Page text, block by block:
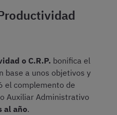
o C.R.P. bonifica el
base a unos objetivos y
el complemento de
Auxiliar Administrativo
al año.